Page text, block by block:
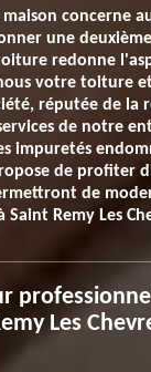
concerne
une
redonne
votre toiture
réputée de la
de notre
impuretés
de profiter
de
Remy Les
Les